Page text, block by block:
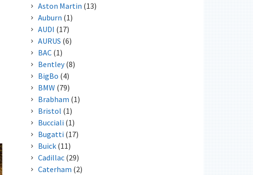
Aston Martin (13)
Auburn (1)
AUDI (17)
AURUS (6)
BAC(1)
Bentley(8)
BigBo (4)
BMW (79)
Brabham (1)
Bristol (1)
Bucciali (1)
Bugatti (17)
Buick(11)
Cadillac(29)
Caterham (2)